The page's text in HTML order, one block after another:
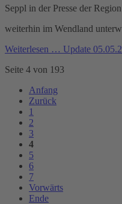
Seppl in der Presse der
weiterhin im Wendland
Weiterlesen … Update
Seite 4 von 193
Anfang
Zurück
1
2
3
4
5
6
7
Vorwärts
Ende